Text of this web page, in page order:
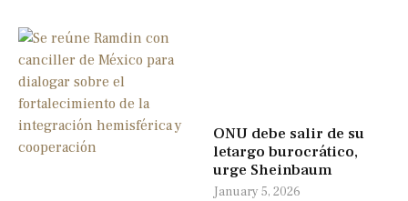
ONU debe salir de su
letargo burocrático,
urge Sheinbaum
January 5, 2026